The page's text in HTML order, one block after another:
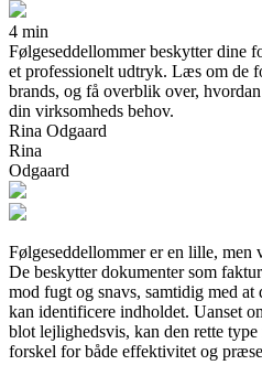
4 min
Følgeseddellommer beskytter dine
et professionelt udtryk. Læs om de
brands, og få overblik over,
din virksomheds behov.
Rina Odgaard
Rina
Odgaard
Følgeseddellommer er en lille, men
De beskytter dokumenter som
mod fugt og snavs, samtidig med at
kan identificere indholdet. Uanset
blot lejlighedsvis, kan den rette
forskel for både effektivitet og